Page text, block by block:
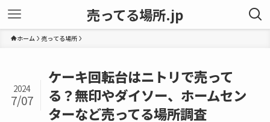
売ってる場所.jp
ホーム 売ってる場所
ケーキ回転台はニトリで売って
る？無印やダイソー、ホームセン
ターなど売ってる場所調査
2024
7/07